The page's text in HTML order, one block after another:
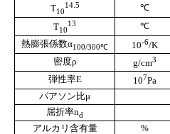
T10
14.5 ℃
T10
13 ℃
熱膨張係数α100/300℃ 10-6/K
密度ρ
g/cm3
弾性率E 107Pa
パアソン比μ
屈折率nd
アルカリ含有量 %